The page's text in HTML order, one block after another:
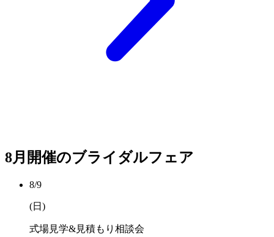
8月開催のブライダルフェア
8/9
(日 )
式場見学&見積もり相談会